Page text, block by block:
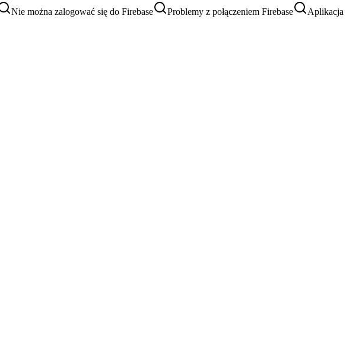
Nie można zalogować się do Firebase Problemy z połączeniem Firebase
Aplikacja